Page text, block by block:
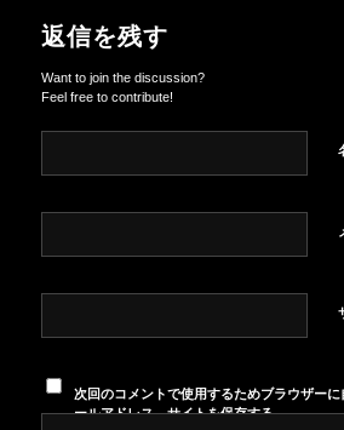
返信を残す
Want to join the discussion?
Feel free to contribute!
次回のコメントで使用するためブラウザーに
ールアドレス、サイトを保存する。